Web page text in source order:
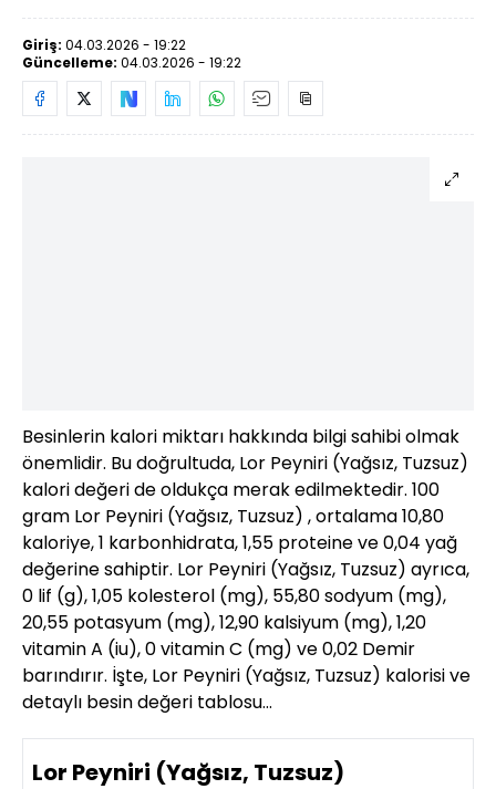
Giriş: 04.03.2026 - 19:22
Güncelleme: 04.03.2026 - 19:22
Besinlerin kalori miktarı hakkında bilgi sahibi olmak
önemlidir. Bu doğrultuda, Lor Peyniri (Yağsız, Tuzsuz)
kalori değeri de oldukça merak edilmektedir. 100
gram Lor Peyniri (Yağsız, Tuzsuz) , ortalama 10,80
kaloriye, 1 karbonhidrata, 1,55 proteine ve 0,04 yağ
değerine sahiptir. Lor Peyniri (Yağsız, Tuzsuz) ayrıca,
0 lif (g), 1,05 kolesterol (mg), 55,80 sodyum (mg),
20,55 potasyum (mg), 12,90 kalsiyum (mg), 1,20
vitamin A (iu), 0 vitamin C (mg) ve 0,02 Demir
barındırır. İşte, Lor Peyniri (Yağsız, Tuzsuz) kalorisi ve
detaylı besin değeri tablosu…
Lor Peyniri (Yağsız, Tuzsuz)